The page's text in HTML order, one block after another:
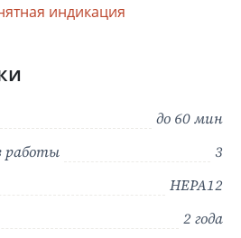
индикация
до 60 мин
работы
3
HEPA12
2 года